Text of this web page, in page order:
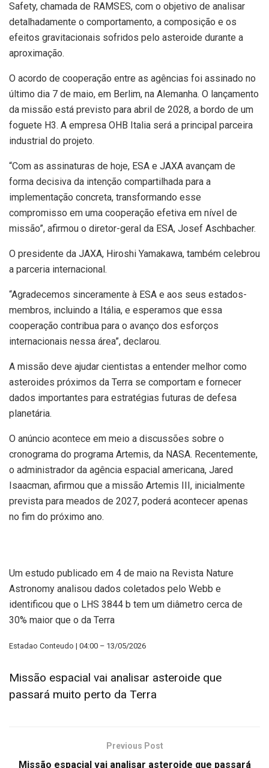
Safety, chamada de RAMSES, com o objetivo de analisar
detalhadamente o comportamento, a composição e os
efeitos gravitacionais sofridos pelo asteroide durante a
aproximação.
O acordo de cooperação entre as agências foi assinado no
último dia 7 de maio, em Berlim, na Alemanha. O lançamento
da missão está previsto para abril de 2028, a bordo de um
foguete H3. A empresa OHB Italia será a principal parceira
industrial do projeto.
“Com as assinaturas de hoje, ESA e JAXA avançam de
forma decisiva da intenção compartilhada para a
implementação concreta, transformando esse
compromisso em uma cooperação efetiva em nível de
missão”, afirmou o diretor-geral da ESA, Josef Aschbacher.
O presidente da JAXA, Hiroshi Yamakawa, também celebrou
a parceria internacional.
“Agradecemos sinceramente à ESA e aos seus estados-
membros, incluindo a Itália, e esperamos que essa
cooperação contribua para o avanço dos esforços
internacionais nessa área”, declarou.
A missão deve ajudar cientistas a entender melhor como
asteroides próximos da Terra se comportam e fornecer
dados importantes para estratégias futuras de defesa
planetária.
O anúncio acontece em meio a discussões sobre o
cronograma do programa Artemis, da NASA. Recentemente,
o administrador da agência espacial americana, Jared
Isaacman, afirmou que a missão Artemis III, inicialmente
prevista para meados de 2027, poderá acontecer apenas
no fim do próximo ano.
Um estudo publicado em 4 de maio na Revista Nature
Astronomy analisou dados coletados pelo Webb e
identificou que o LHS 3844 b tem um diâmetro cerca de
30% maior que o da Terra
Estadao Conteudo | 04:00 – 13/05/2026
Missão espacial vai analisar asteroide que
passará muito perto da Terra
Previous Post
Missão espacial vai analisar asteroide que passará